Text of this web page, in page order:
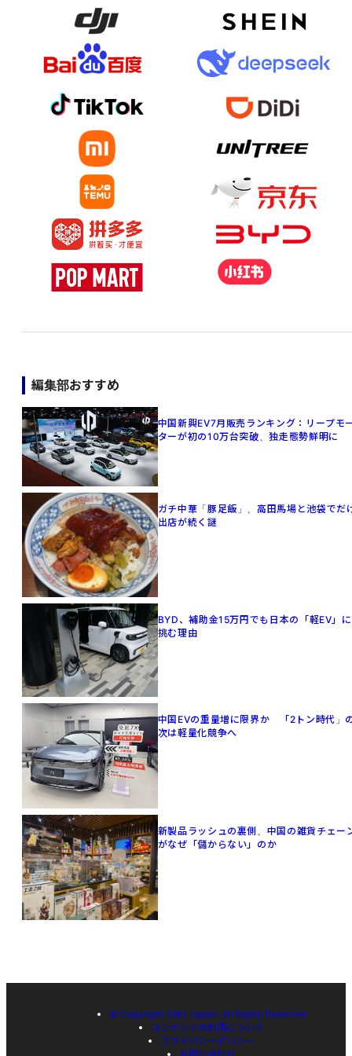
編集部おすすめ
中国新興EV7月販売ランキング：リープモ
ターが初の10万台突破、独走態勢鮮明に
ガチ中華「豚足飯」、高田馬場と池袋でだ
出店が続く謎
BYD、補助金15万円でも日本の「軽EV」に
挑む理由
中国EVの重量増に限界か 「2トン時代」
次は軽量化競争へ
新製品ラッシュの裏側、中国の雑貨チェー
がなぜ「儲からない」のか
© Copyright 36Kr Japan, All Rights Reserved
コンテンツの利用について
プライバシーポリシー